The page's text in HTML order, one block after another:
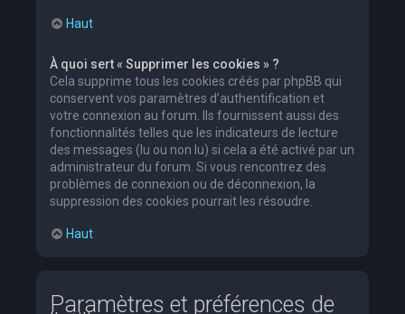
Haut
À quoi sert « Supprimer les cookies » ?
Cela supprime tous les cookies créés par phpBB qui
conservent vos paramètres d’authentification et
votre connexion au forum. Ils fournissent aussi des
fonctionnalités telles que les indicateurs de lecture
des messages (lu ou non lu) si cela a été activé par un
administrateur du forum. Si vous rencontrez des
problèmes de connexion ou de déconnexion, la
suppression des cookies pourrait les résoudre.
Haut
Paramètres et préférences de